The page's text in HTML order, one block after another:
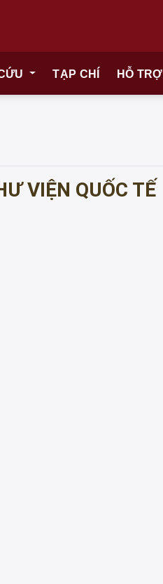
TẠP CHÍ HỖ TRỢ
VIỆN QUỐC TẾ